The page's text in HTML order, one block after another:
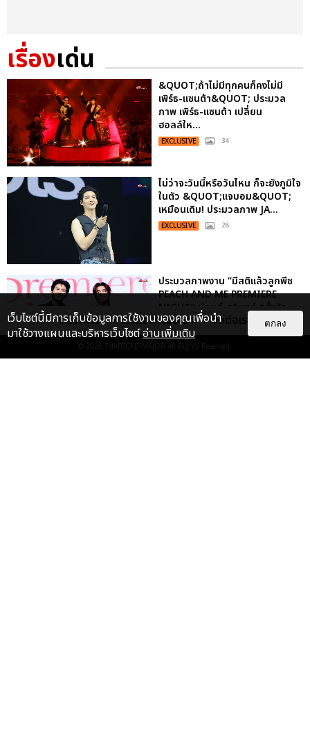
เรื่องเด่น
&QUOT;ถ้าไม่มีทุกคนก็คงไม่มี
เพิร์ธ-แซนต้า&QUOT; ประมวล
ภาพ เพิร์ธ-แซนต้า เปลี่ยน
ฮอลล์ให...
EXCLUSIVE : 34
ไม่ว่าจะวันนี้หรือวันไหน ก็จะยังภูมิใจ
ในตัว &QUOT;แจบอม&QUOT;
เหมือนเดิม! ประมวลภาพ JA...
EXCLUSIVE : 28
ประมวลภาพงาน “มีสติแล้วลูกพีช
PEACH AND ME PREMIERE
NIGHT” ปอนด์-ภูวินทร์ คลั่งรัก
หวา...
EXCLUSIVE : 16
เกี่ยวกับเรา ติดต่อลงโฆษณา ติดต่อเรา
© 2026 THAITICKETMAJOR All Rights Reserved.
เว็บไซต์นี้มีการเก็บข้อมูลการใช้งานของคุณเพื่อนำ
มาใช้วางแผนและบริหารเว็บไซต์อ่านเพิ่มเติม
ตกลง